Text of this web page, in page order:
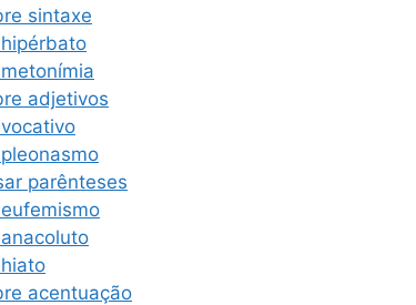
sintaxe
adjetivos
parênteses
acentuação